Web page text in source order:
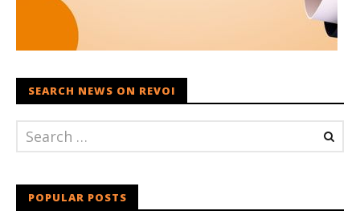
SEARCH NEWS ON REVOI
POPULAR POSTS